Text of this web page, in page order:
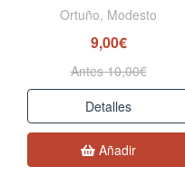
Ortuño, Modesto
9,00€
Antes 10,00€
Detalles
Añadir